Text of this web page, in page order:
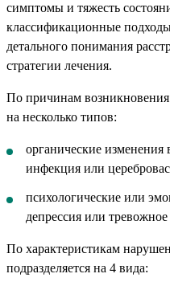
симптомы и тяжесть
классификационные
детального понимания
стратегии лечения.
По причинам
на несколько типов:
органические изменения
инфекция или
психологические или
депрессия или тревожное
По характеристикам
подразделяется на 4 вида: